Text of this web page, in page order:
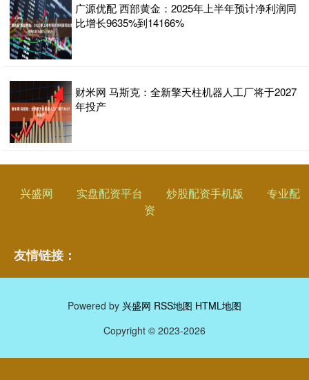
广源优配 西部黄金：2025年上半年预计净利润同
比增长9635%到14166%
财米网 马斯克：全新擎天柱机器人工厂将于2027
年投产
兴盛网 实盘配资平台 炒股配资手机版
专业配
资
友情链接：
Powered by 兴盛网 RSS地图 HTML地图
Copyright © 2023-2026